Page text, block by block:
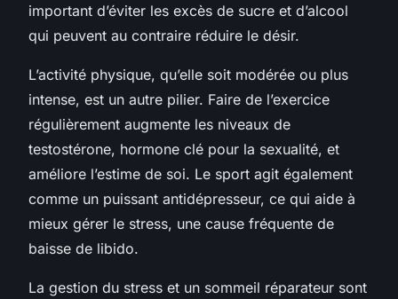
important d’éviter les excès de sucre et d’alcool
qui peuvent au contraire réduire le désir.
L’activité physique, qu’elle soit modérée ou plus
intense, est un autre pilier. Faire de l’exercice
régulièrement augmente les niveaux de
testostérone, hormone clé pour la sexualité, et
améliore l’estime de soi. Le sport agit également
comme un puissant antidépresseur, ce qui aide à
mieux gérer le stress, une cause fréquente de
baisse de libido.
La gestion du stress et un sommeil réparateur sont